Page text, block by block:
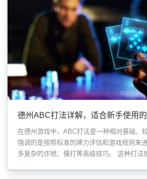
德州ABC打法详解，适合新手使用
在德州游戏中，ABC打法是一种相对基础、
强调的是按照标准的牌力评估和游戏规则来
多复杂的诈唬、慢打等高级技巧。 这种打法